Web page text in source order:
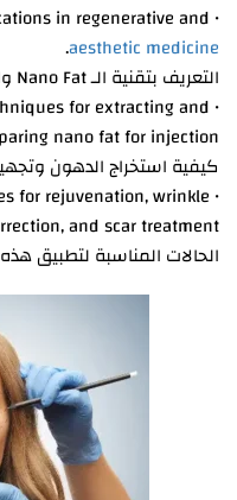
• Introduction to Nano Fat: Applications in regenerative and
aesthetic medicine
.
التعريف بتقنية الـ Nano Fat واستخداماتها في التجميل.
for extracting and
nano fat for injection.
كيفية استخراج الدهون
for rejuvenation, wrinkle
and scar treatment.
الحالات المناسبة لتطبيق هذه